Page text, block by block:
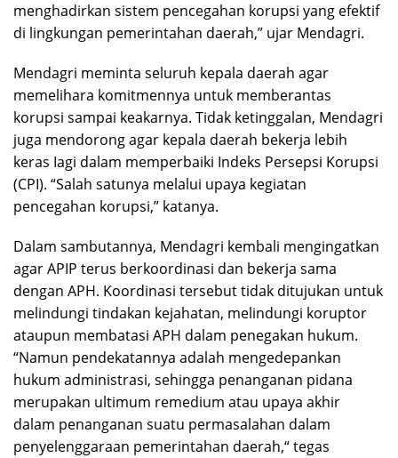
menghadirkan sistem pencegahan korupsi yang efektif
di lingkungan pemerintahan daerah,” ujar Mendagri.
Mendagri meminta seluruh kepala daerah agar
memelihara komitmennya untuk memberantas
korupsi sampai keakarnya. Tidak ketinggalan, Mendagri
juga mendorong agar kepala daerah bekerja lebih
keras Iagi dalam memperbaiki Indeks Persepsi Korupsi
(CPI). “Salah satunya melalui upaya kegiatan
pencegahan korupsi,” katanya.
Dalam sambutannya, Mendagri kembali mengingatkan
agar APIP terus berkoordinasi dan bekerja sama
dengan APH. Koordinasi tersebut tidak ditujukan untuk
melindungi tindakan kejahatan, melindungi koruptor
ataupun membatasi APH dalam penegakan hukum.
“Namun pendekatannya adalah mengedepankan
hukum administrasi, sehingga penanganan pidana
merupakan ultimum remedium atau upaya akhir
dalam penanganan suatu permasalahan dalam
penyelenggaraan pemerintahan daerah,“ tegas